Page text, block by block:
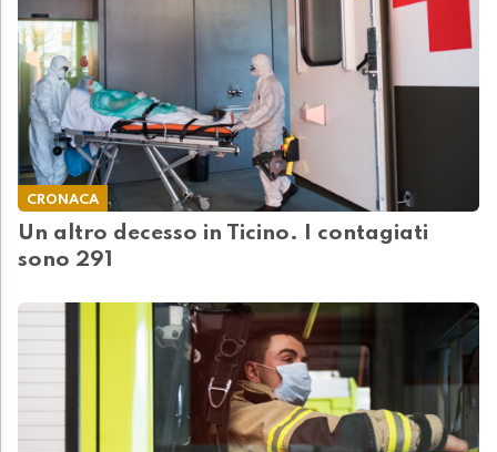
CRONACA
Un altro decesso in Ticino. I contagiati
sono 291